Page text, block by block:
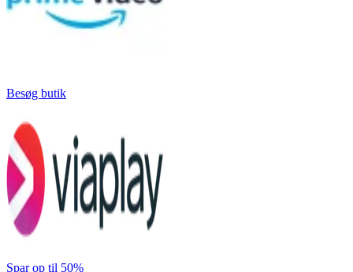
Besøg butik
Spar op til 50%